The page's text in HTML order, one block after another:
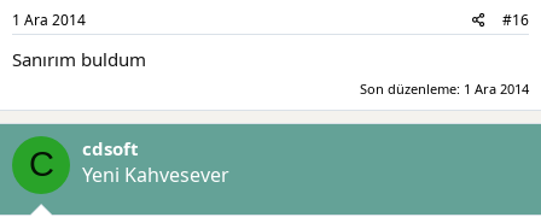
1 Ara 2014 #16
Sanırım buldum
Son düzenleme: 1 Ara 2014
C cdsoft
Yeni Kahvesever